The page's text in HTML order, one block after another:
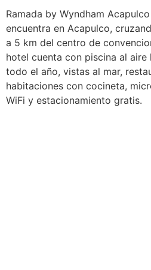
Ramada by Wyndham
encuentra en Acapulco,
a 5 km del centro de
hotel cuenta con piscina al
todo el año, vistas al mar,
habitaciones con cocineta,
WiFi y estacionamiento gratis.